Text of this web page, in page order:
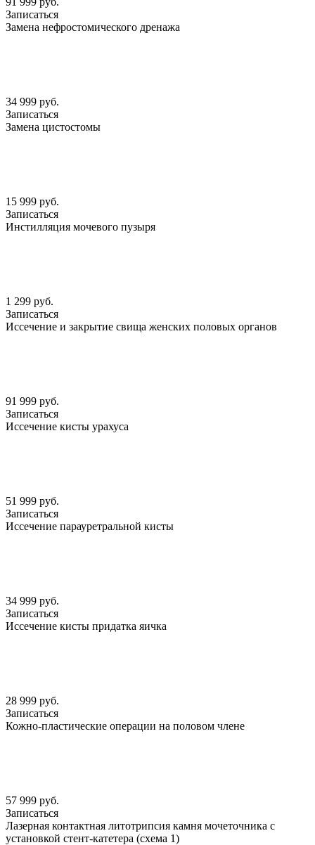
Записаться
Замена нефростомического дренажа
34 999 руб.
Записаться
Замена цистостомы
15 999 руб.
Записаться
Инстилляция мочевого пузыря
1 299 руб.
Записаться
Иссечение и закрытие свища женских половых органов
91 999 руб.
Записаться
Иссечение кисты урахуса
51 999 руб.
Записаться
Иссечение парауретральной кисты
34 999 руб.
Записаться
Иссечение кисты придатка яичка
28 999 руб.
Записаться
Кожно-пластические операции на половом члене
57 999 руб.
Записаться
Лазерная контактная литотрипсия камня мочеточника с
установкой стент-катетера (схема 1)